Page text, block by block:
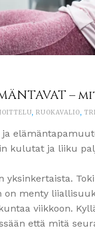
, RUOKAVALIO,
kulutat ja liiku
yksinkertaista.
on menty
viikkoon.
että mitä